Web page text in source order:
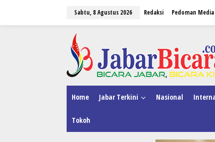
Sabtu, 8 Agustus 2026 Redaksi Pedoman
Home Jabar Terkini Nasional
Tokoh